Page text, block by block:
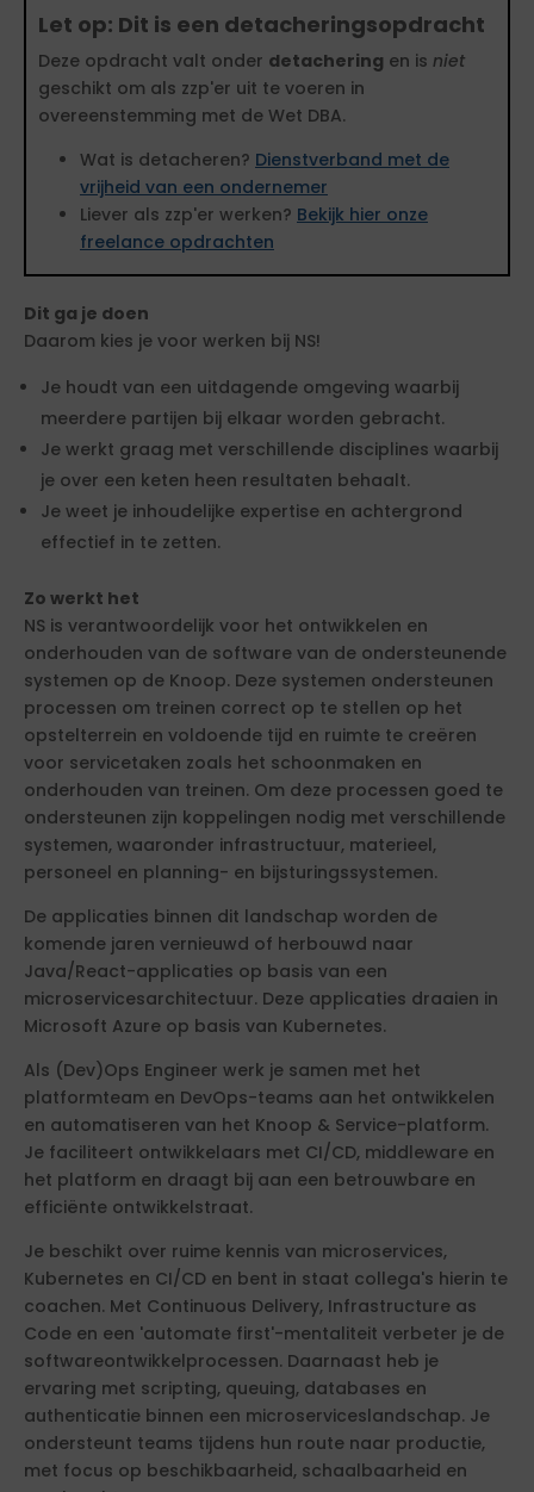
Let op: Dit is een detacheringsopdracht
Deze opdracht valt onder detachering en is niet
geschikt om als zzp'er uit te voeren in
overeenstemming met de Wet DBA.
Wat is detacheren? Dienstverband met de
vrijheid van een ondernemer
Liever als zzp'er werken? Bekijk hier onze
freelance opdrachten
Dit ga je doen
Daarom kies je voor werken bij NS!
Je houdt van een uitdagende omgeving waarbij
meerdere partijen bij elkaar worden gebracht.
Je werkt graag met verschillende disciplines waarbij
je over een keten heen resultaten behaalt.
Je weet je inhoudelijke expertise en achtergrond
effectief in te zetten.
Zo werkt het
NS is verantwoordelijk voor het ontwikkelen en
onderhouden van de software van de ondersteunende
systemen op de Knoop. Deze systemen ondersteunen
processen om treinen correct op te stellen op het
opstelterrein en voldoende tijd en ruimte te creëren
voor servicetaken zoals het schoonmaken en
onderhouden van treinen. Om deze processen goed te
ondersteunen zijn koppelingen nodig met verschillende
systemen, waaronder infrastructuur, materieel,
personeel en planning- en bijsturingssystemen.
De applicaties binnen dit landschap worden de
komende jaren vernieuwd of herbouwd naar
Java/React-applicaties op basis van een
microservicesarchitectuur. Deze applicaties draaien in
Microsoft Azure op basis van Kubernetes.
Als (Dev)Ops Engineer werk je samen met het
platformteam en DevOps-teams aan het ontwikkelen
en automatiseren van het Knoop & Service-platform.
Je faciliteert ontwikkelaars met CI/CD, middleware en
het platform en draagt bij aan een betrouwbare en
efficiënte ontwikkelstraat.
Je beschikt over ruime kennis van microservices,
Kubernetes en CI/CD en bent in staat collega's hierin te
coachen. Met Continuous Delivery, Infrastructure as
Code en een 'automate first'-mentaliteit verbeter je de
softwareontwikkelprocessen. Daarnaast heb je
ervaring met scripting, queuing, databases en
authenticatie binnen een microserviceslandschap. Je
ondersteunt teams tijdens hun route naar productie,
met focus op beschikbaarheid, schaalbaarheid en